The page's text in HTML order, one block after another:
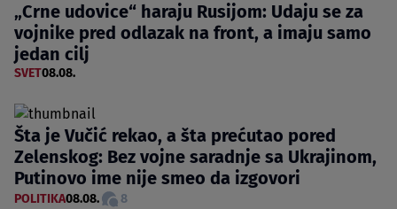
„Crne udovice“ haraju Rusijom: Udaju se za
vojnike pred odlazak na front, a imaju samo
jedan cilj
SVET08.08.
Šta je Vučić rekao, a šta prećutao pored
Zelenskog: Bez vojne saradnje sa Ukrajinom,
Putinovo ime nije smeo da izgovori
POLITIKA08.08. 8